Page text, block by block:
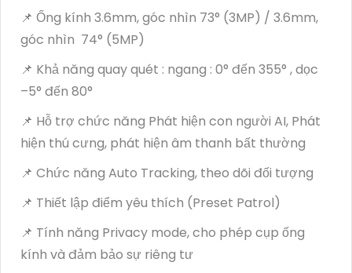
📌 Ống kính 3.6mm, góc nhìn 73° (3MP) / 3.6mm,
góc nhìn 74° (5MP)
📌 Khả năng quay quét : ngang : 0° đến 355° , dọc
–5° đến 80°
📌 Hỗ trợ chức năng Phát hiện con người AI, Phát
hiện thú cưng, phát hiện âm thanh bất thường
📌 Chức năng Auto Tracking, theo dõi đối tượng
📌 Thiết lập điểm yêu thích (Preset Patrol)
📌 Tính năng Privacy mode, cho phép cụp ống
kính và đảm bảo sự riêng tư